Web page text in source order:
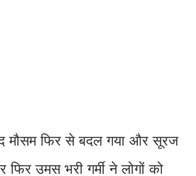
मौसम फिर से बदल गया और सूरज
उमस भरी गर्मी ने लोगों को